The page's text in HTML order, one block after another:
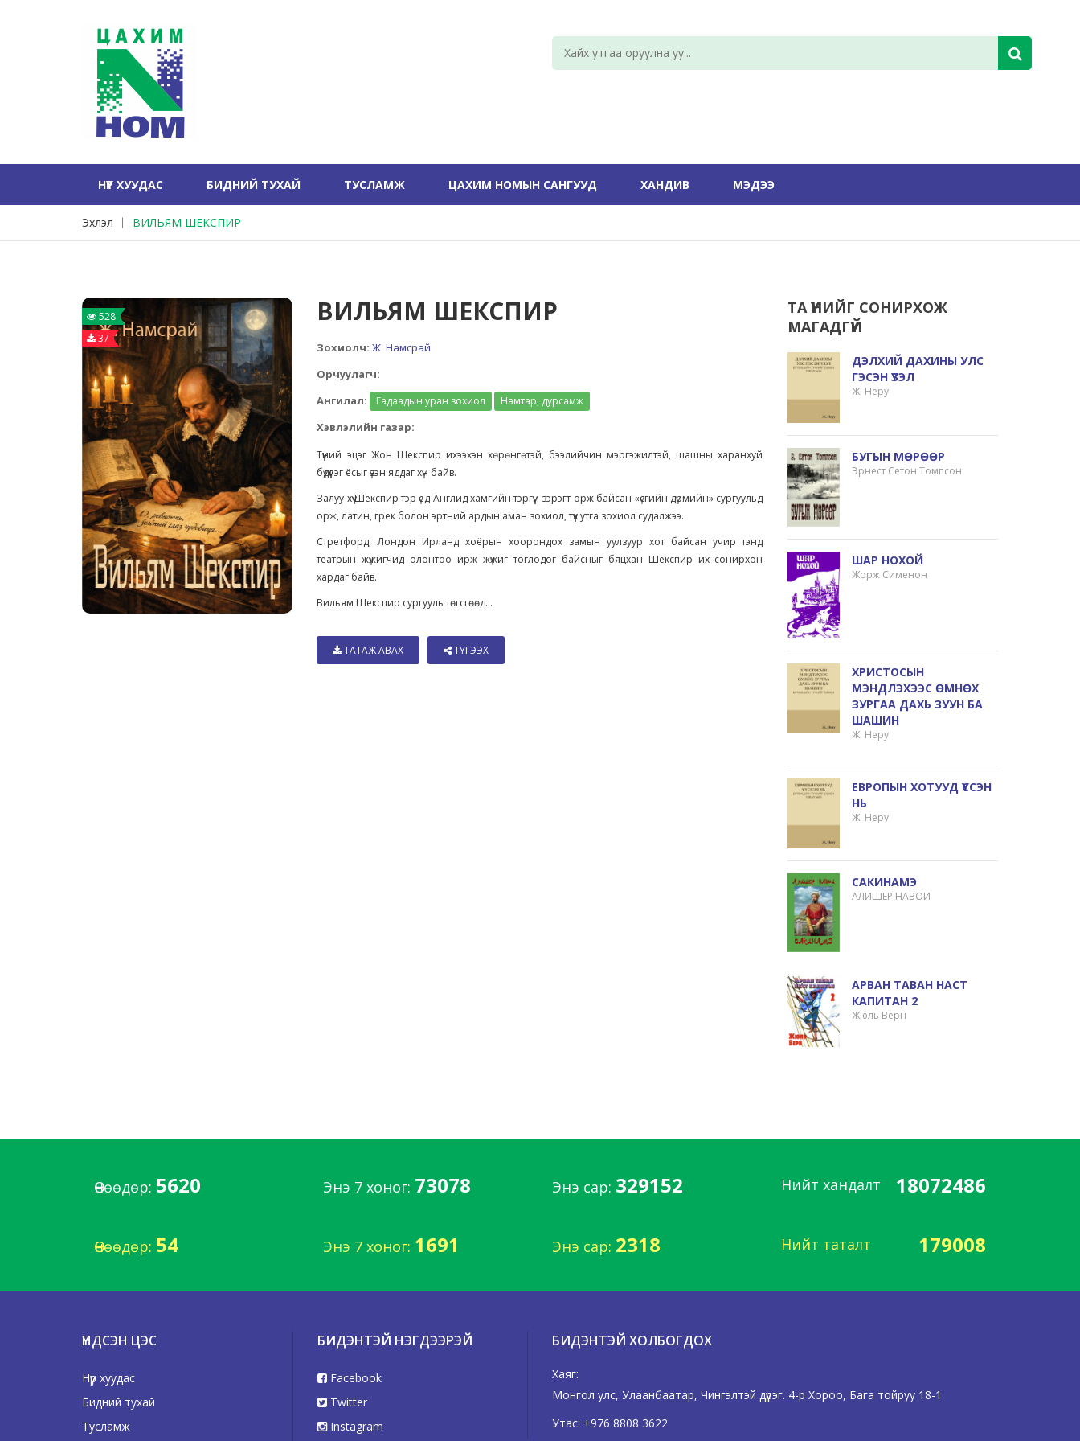
НҮҮР ХУУДАС БИДНИЙ ТУХАЙ ТУСЛАМЖ ЦАХИМ НОМЫН САНГУУД ХАНДИВ МЭДЭЭ
Эхлэл ВИЛЬЯМ ШЕКСПИР
528
37
ВИЛЬЯМ ШЕКСПИР
Зохиолч: Ж. Намсрай
Орчуулагч:
Ангилал:
Гадаадын уран зохиол Намтар, дурсамж
Хэвлэлийн газар:
Түүний эцэг Жон Шекспир ихээхэн хөрөнгөтэй, бээлийчин мэргэжилтэй, шашны харанхуй
бүдүүлэг ёсыг үзэн яддаг хүн байв.
Залуу хүү Шекспир тэр үед Англид хамгийн тэргүүн зэрэгт орж байсан «үсгийн дүрмийн» сургуульд
орж, латин, грек болон эртний ардын аман зохиол, түүх утга зохиол судалжээ.
Стретфорд, Лондон Ирланд хоёрын хоорондох замын уулзуур хот байсан учир тэнд
театрын жүжигчид олонтоо ирж жүжиг тоглодог байсныг бяцхан Шекспир их сонирхон
хардаг байв.
Вильям Шекспир сургууль төгсгөөд...
ТАТАЖ АВАХ ТҮГЭЭХ
ТА ҮҮНИЙГ СОНИРХОЖ
МАГАДГҮЙ
ДЭЛХИЙ ДАХИНЫ УЛС
ГЭСЭН ҮЗЭЛ
Ж. Неру
БУГЫН МӨРӨӨР
Эрнест Сетон Томпсон
ШАР НОХОЙ
Жорж Сименон
ХРИСТОСЫН
МЭНДЛЭХЭЭС ӨМНӨХ
ЗУРГАА ДАХЬ ЗУУН БА
ШАШИН
Ж. Неру
ЕВРОПЫН ХОТУУД ҮҮССЭН
НЬ
Ж. Неру
САКИНАМЭ
АЛИШЕР НАВОИ
АРВАН ТАВАН НАСТ
КАПИТАН 2
Жюль Верн
Өнөөдөр: 5620 Энэ 7 хоног: 73078 Энэ сар: 329152 Нийт хандалт 18072486
Өнөөдөр: 54 Энэ 7 хоног: 1691 Энэ сар: 2318 Нийт таталт 179008
ҮНДСЭН ЦЭС
Нүүр хуудас
Бидний тухай
Тусламж
БИДЭНТЭЙ НЭГДЭЭРЭЙ
Facebook
Twitter
Instagram
БИДЭНТЭЙ ХОЛБОГДОХ
Хаяг:
Монгол улс, Улаанбаатар, Чингэлтэй дүүрэг. 4-р Хороо, Бага тойруу 18-1
Утас: +976 8808 3622